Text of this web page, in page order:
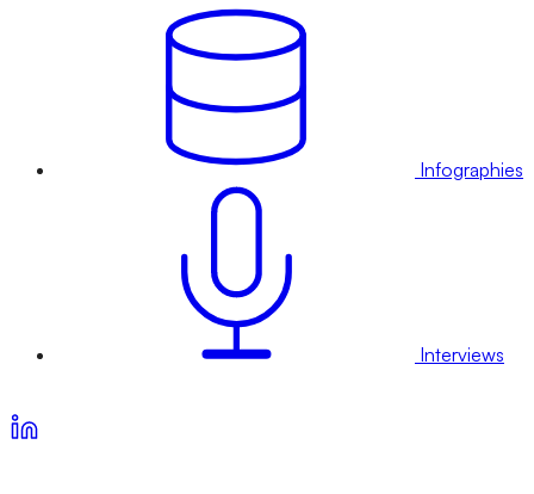
Infographies
Interviews